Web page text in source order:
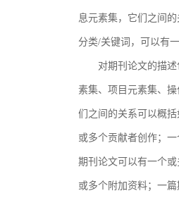
息元素集，它们之间
分类/关键词，可以有
对期刊论文的描
素集、项目元素集、
们之间的关系可以概
或多个贡献者创作；
期刊论文可以有一个
或多个附加资料；一